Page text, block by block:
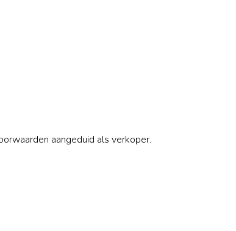
aangeduid als verkoper.